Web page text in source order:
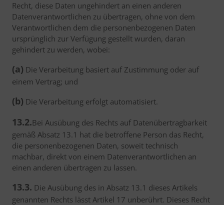
Recht, diese Daten ungehindert an einen anderen
Datenverantwortlichen zu übertragen, ohne von dem
Verantwortlichen dem die personenbezogenen Daten
ursprünglich zur Verfügung gestellt wurden, daran
gehindert zu werden, wobei:
(a) Die Verarbeitung basiert auf Zustimmung oder auf
einem Vertrag; und
(b) Die Verarbeitung erfolgt automatisiert.
13.2.Bei Ausübung des Rechts auf Datenübertragbarkeit
gemäß Absatz 13.1 hat die betroffene Person das Recht,
die personenbezogenen Daten, soweit technisch
machbar, direkt von einem Datenverantwortlichen an
einen anderen übertragen zu lassen.
13.3. Die Ausübung des in Absatz 13.1 dieses Artikels
genannten Rechts lässt Artikel 17 unberührt. Dieses Recht